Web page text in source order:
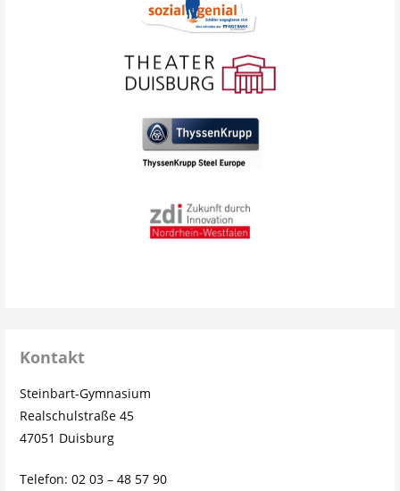
Kontakt
Steinbart-Gymnasium
Realschulstraße 45
47051 Duisburg
Telefon: 02 03 – 48 57 90